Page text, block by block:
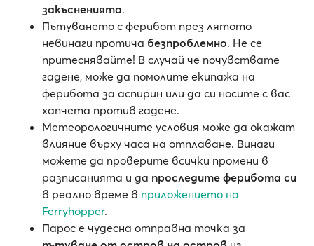
закъсненията.
Пътуването с ферибот през лятото
невинаги протича безпроблемно. Не се
притеснявайте! В случай че почувствате
гадене, може да помолите екипажа на
ферибота за аспирин или да си носите с вас
хапчета против гадене.
Метеорологичните условия може да окажат
влияние върху часа на отплаване. Винаги
можете да проверите всички промени в
разписанията и да проследите ферибота си
в реално време в приложението на
Ferryhopper.
Парос е чудесна отправна точка за